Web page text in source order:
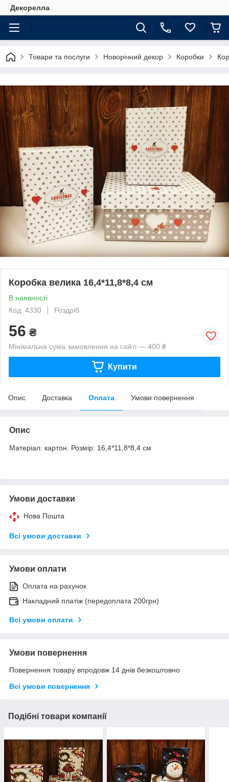
Декорелла
Товари та послуги Новорічний декор Коробки
Коробка велика 16,4*11,8*8,4 см
В наявності
Код: 4330
Роздріб
56 ₴
Мінімальна сума замовлення на сайті — 400 ₴
Купити
Опис Доставка Оплата Умови повернення
Опис
Матеріал: картон. Розмір: 16,4*11,8*8,4 см
Умови доставки
Нова Пошта
Всі умови доставки
Умови оплати
Оплата на рахунок
Накладний платіж (передоплата 200грн)
Всі умови оплати
Умови повернення
Повернення товару впродовж 14 днів безкоштовно
Всі умови повернення
Подібні товари компанії